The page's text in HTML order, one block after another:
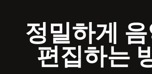
정밀하게
편집하는